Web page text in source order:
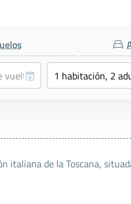
de la Toscana,